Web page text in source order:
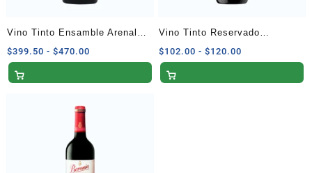
Vino Tinto Ensamble Arenal
750 ml
$399.50 - $470.00
de
$470.00
Vino Tinto Reservado
Lambrusco 750 ml
$102.00 - $120.00
de